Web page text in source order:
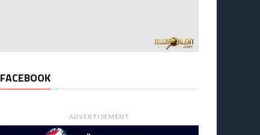
FACEBOOK
ADVERTISEMENT